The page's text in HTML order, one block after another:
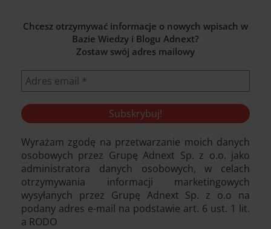
Chcesz otrzymywać informacje o nowych wpisach w
Bazie Wiedzy i Blogu Adnext?
Zostaw swój adres mailowy
Wyrażam zgodę na przetwarzanie moich danych
osobowych przez Grupę Adnext Sp. z o.o. jako
administratora danych osobowych, w celach
otrzymywania informacji marketingowych
wysyłanych przez Grupę Adnext Sp. z o.o na
podany adres e-mail na podstawie art. 6 ust. 1 lit.
a RODO